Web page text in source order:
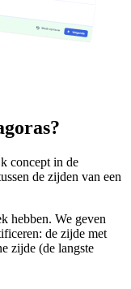
concept in de
de zijden van een
hebben. We geven
de zijde met
zijde (de langste